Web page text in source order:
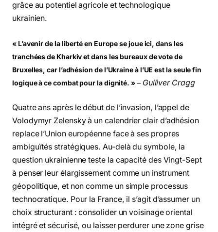
grâce au potentiel agricole et technologique
ukrainien.
« L’avenir de la liberté en Europe se joue ici, dans les
tranchées de Kharkiv et dans les bureaux de vote de
Bruxelles, car l’adhésion de l’Ukraine à l’UE est la seule fin
logique à ce combat pour la dignité. »– Gulliver Cragg
Quatre ans après le début de l’invasion, l’appel de
Volodymyr Zelenskyà un calendrier clair d’adhésion
replace l’Union européenne face à ses propres
ambiguïtés stratégiques. Au-delà du symbole, la
question ukrainienne teste la capacité des Vingt-Sept
à penser leur élargissement comme un instrument
géopolitique, et non comme un simple processus
technocratique. Pour la France, il s’agit d’assumer un
choix structurant : consolider un voisinage oriental
intégré et sécurisé, ou laisser perdurer une zone grise